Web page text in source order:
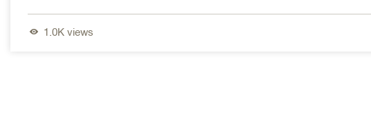
1.0K views